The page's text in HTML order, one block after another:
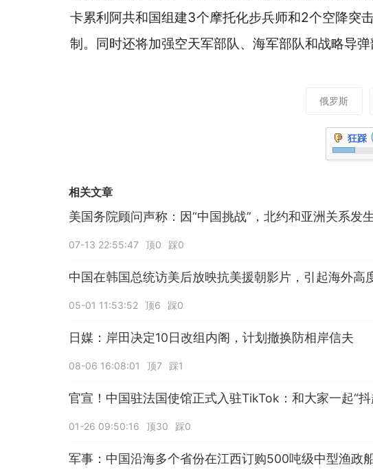
卡累利阿共和国组建3个摩托化步兵师和2个空降突
制。同时还将加强空天军部队、海军部队和战略导弹
俄罗斯
狂踩
相关文章
美国务院顾问声称：因“中国挑战”，北约和亚洲关系发
07-13 22:55:47 顶0 踩0
中国在韩国总统访美后放映抗美援朝影片，引起海外高
05-01 11:53:52 顶6 踩0
日媒：岸田决定10日改组内阁，计划撤换防相岸信夫
08-06 16:08:01 顶7 踩1
官宣！中国驻法国使馆正式入驻TikTok：和大家一起“抖
01-26 09:50:16 顶30 踩0
军事：中国沿海多个省份在江西订购500吨级中型渔政